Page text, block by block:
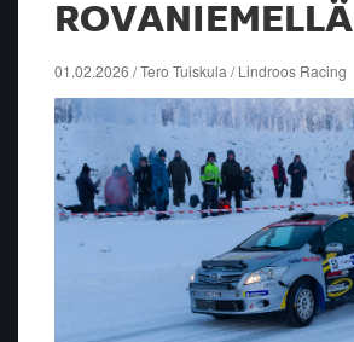
ROVANIEMELLÄ
01.02.2026 / Tero Tuiskula / Lindroos Racing